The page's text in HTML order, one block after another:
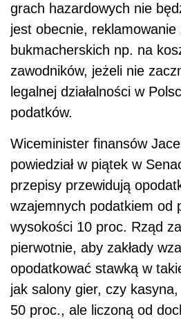
grach hazardowych nie
jest obecnie,
bukmacherskich np. na
zawodników, jeżeli nie
legalnej działalności w
podatków.
Wiceminister finansów
powiedział w piątek w
przepisy przewidują
wzajemnych podatkiem od
wysokości 10 proc. Rząd
pierwotnie, aby zakłady
opodatkować stawką w
jak salony gier, czy
50 proc., ale liczoną od